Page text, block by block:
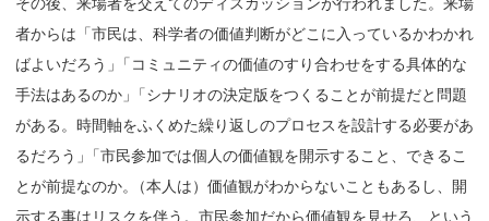
その後、来場者を交えてのディスカッションが行われました。来場
者からは「市民は、科学者の価値判断がどこに入っているかわかれ
ばよいだろう 」
「コミュニティの価値のすり合わせをする具体的な
手法はあるのか 」
「シナリオの決定版をつくることが前提だと問題
がある。時間軸をふくめた繰り返しのプロセスを設計する必要があ
るだろう 」
「市民参加では個人の価値観を開示すること、できるこ
とが前提なのか。
（本人は）価値観がわからないこともあるし、開
示する事はリスクを伴う。市民参加だから価値観を見せろ、という